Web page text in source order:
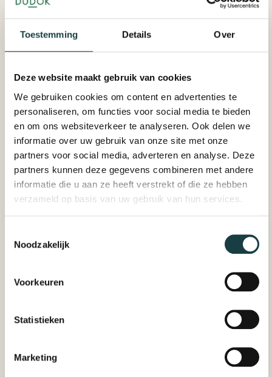
Toestemming Details Over
Deze website maakt gebruik van cookies
We gebruiken cookies om content en advertenties te
personaliseren, om functies voor social media te bieden
en om ons websiteverkeer te analyseren. Ook delen we
informatie over uw gebruik van onze site met onze
partners voor social media, adverteren en analyse. Deze
partners kunnen deze gegevens combineren met andere
informatie die u aan ze heeft verstrekt of die ze hebben
verzameld op basis van uw gebruik van hun services.
Noodzakelijk
Voorkeuren
Statistieken
Marketing